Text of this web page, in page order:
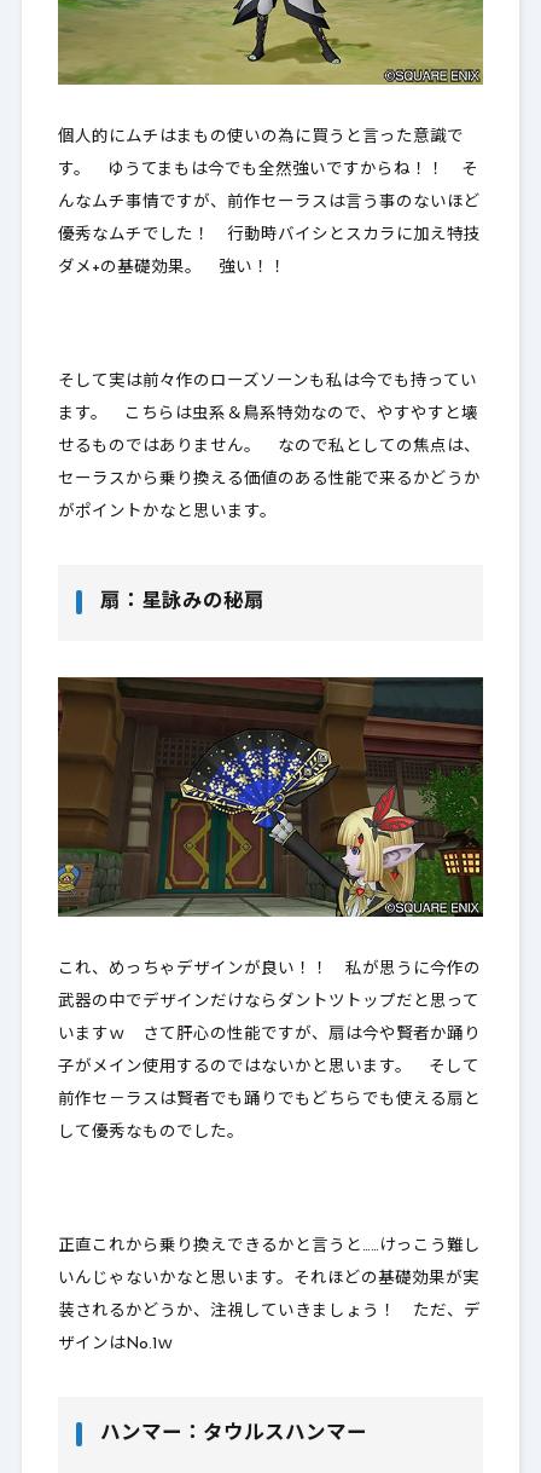
個人的にムチはまもの使いの為に買うと言った意識で
す。 ゆうてまもは今でも全然強いですからね！！ そ
んなムチ事情ですが、前作セーラスは言う事のないほど
優秀なムチでした！ 行動時バイシとスカラに加え特技
ダメ+の基礎効果。 強い！！
そして実は前々作のローズソーンも私は今でも持ってい
ます。 こちらは虫系＆鳥系特効なので、やすやすと壊
せるものではありません。 なので私としての焦点は、
セーラスから乗り換える価値のある性能で来るかどうか
がポイントかなと思います。
扇：星詠みの秘扇
これ、めっちゃデザインが良い！！ 私が思うに今作の
武器の中でデザインだけならダントツトップだと思って
いますｗ さて肝心の性能ですが、扇は今や賢者か踊り
子がメイン使用するのではないかと思います。 そして
前作セ－ラスは賢者でも踊りでもどちらでも使える扇と
して優秀なものでした。
正直これから乗り換えできるかと言うと……けっこう難し
いんじゃないかなと思います。それほどの基礎効果が実
装されるかどうか、注視していきましょう！ ただ、デ
ザインはNo.1ｗ
ハンマー：タウルスハンマー